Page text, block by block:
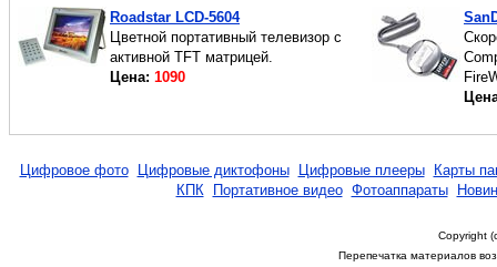
Roadstar LCD-5604
Цветной портативный телевизор с
активной TFT матрицей.
Цена: 1090
Цифровое фото Цифровые диктофоны Цифровые плееры
Карты
КПК
Портативное видео Фотоаппараты
Copyright
Перепечатка материалов